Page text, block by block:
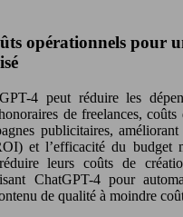
opérationnels pour
4 peut réduire les
de freelances, coûts
publicitaires,
et l’efficacité du budget
leurs coûts de
ChatGPT-4 pour
de qualité à moindre